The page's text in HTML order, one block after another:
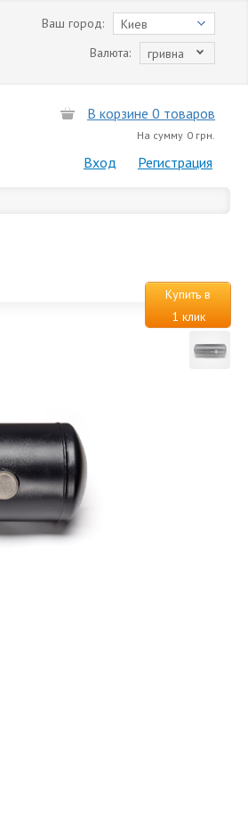
Киев
Ваш город:
гривна
Валюта:
В корзине 0 товаров
На сумму 0 грн.
Вход Регистрация
Купить в
1 клик